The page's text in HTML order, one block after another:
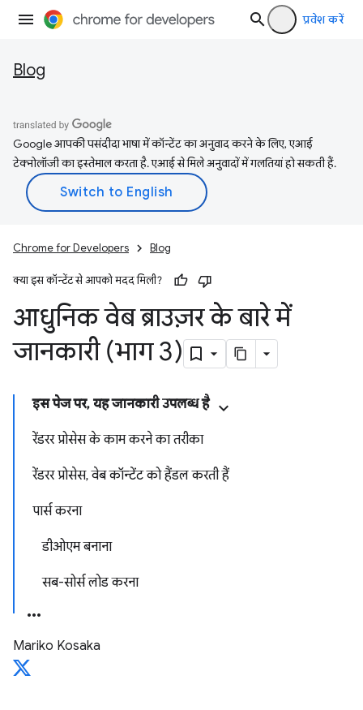
प्रवेश करें
Blog
Google आपकी पसंदीदा भाषा में कॉन्टेंट का अनुवाद करने के लिए, एआई
टेक्नोलॉजी का इस्तेमाल करता है. एआई से मिले अनुवादों में गलतियां हो सकती हैं.
Chrome for Developers Blog
क्या इस कॉन्टेंट से आपको मदद मिली?
आधुनिक वेब ब्राउज़र के बारे में
जानकारी (भाग 3)
इस पेज पर, यह जानकारी उपलब्ध है
रेंडरर प्रोसेस के काम करने का तरीका
रेंडरर प्रोसेस, वेब कॉन्टेंट को हैंडल करती हैं
पार्स करना
डीओएम बनाना
सब-सोर्स लोड करना
Mariko Kosaka